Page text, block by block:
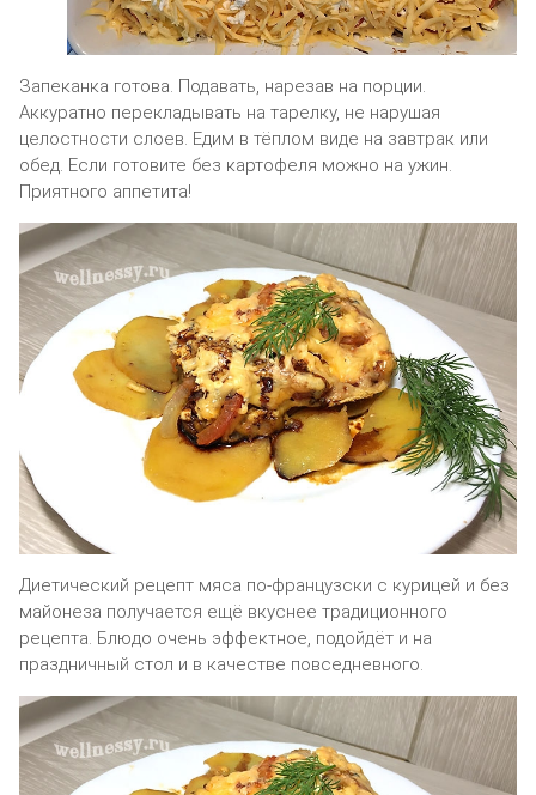
Запеканка готова. Подавать, нарезав на порции.
Аккуратно перекладывать на тарелку, не нарушая
целостности слоев. Едим в тёплом виде на завтрак или
обед. Если готовите без картофеля можно на ужин.
Приятного аппетита!
Диетический рецепт мяса по-французски с курицей и без
майонеза получается ещё вкуснее традиционного
рецепта. Блюдо очень эффектное, подойдёт и на
праздничный стол и в качестве повседневного.